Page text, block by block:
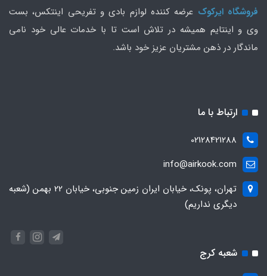
فروشگاه ایرکوک عرضه کننده لوازم بادی و تفریحی اینتکس، بست
وی و اینتایم همیشه در تلاش است تا با خدمات عالی خود نامی
ماندگار در ذهن مشتریان عزیز خود باشد.
ارتباط با ما
02128421288
info@airkook.com
تهران، پونک، خیابان ایران زمین جنوبی، خیابان 22 بهمن (شعبه
دیگری نداریم)
شعبه کرج